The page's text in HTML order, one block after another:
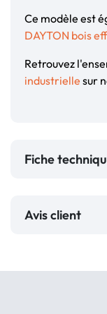
Ce modèle est
DAYTON bois
Retrouvez
industrielle sur
Fiche
Avis client